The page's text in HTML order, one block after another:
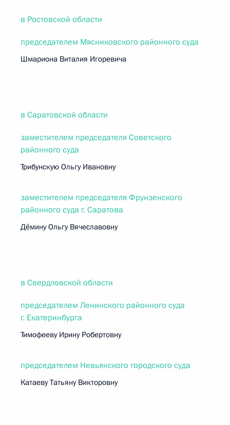
в Ростовской области
председателем Мясниковского районного суда
Шмариона Виталия Игоревича
в Саратовской области
заместителем председателя Советского
районного суда
Трибунскую Ольгу Ивановну
заместителем председателя Фрунзенского
районного суда г. Саратова
Дёмину Ольгу Вячеславовну
в Свердловской области
председателем Ленинского районного суда
г. Екатеринбурга
Тимофееву Ирину Робертовну
председателем Невьянского городского суда
Катаеву Татьяну Викторовну